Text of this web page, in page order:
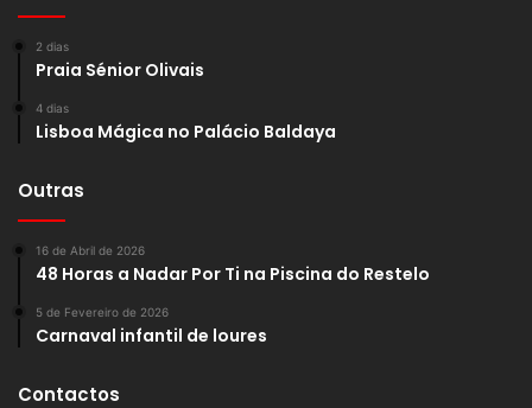
2 dias
Praia Sénior Olivais
4 dias
Lisboa Mágica no Palácio Baldaya
Outras
16 de Abril de 2026
48 Horas a Nadar Por Ti na Piscina do Restelo
5 de Fevereiro de 2026
Carnaval infantil de loures
Contactos